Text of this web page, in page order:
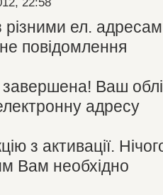
різними ел.
повідомлення
завершена! Ваш
адресу
з активації.
Вам необхідно